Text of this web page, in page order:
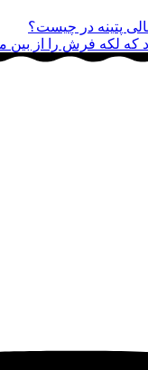
پتینه در چیست؟
که لکه فرش را از